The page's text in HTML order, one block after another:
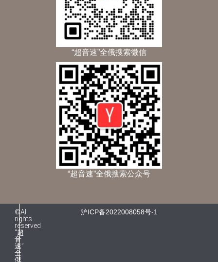
“超音速”全俄搜索微信
“超音速”全俄搜索公众号
©All
rights
reserved
“超
音
速”
全
俄
沪ICP备2022008058号-1